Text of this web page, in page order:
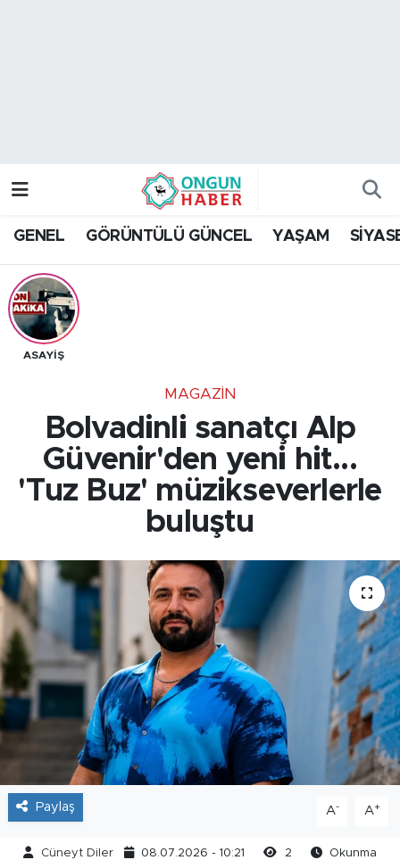
GENEL GÖRÜNTÜLÜ GÜNCEL YAŞAM
ASAYİŞ
MAGAZIN
Bolvadinli sanatçı Alp
Güvenir'den yeni hit...
'Tuz Buz' müzikseverlerle
buluştu
Paylaş A- A+
Cüneyt Diler 08.07.2026 - 10:21 2
Okunma
Trafik Durumu
Tüm Manşetler
Son Dakika Haberleri